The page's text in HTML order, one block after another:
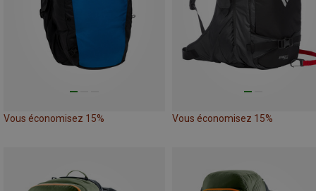
Vous économisez 15% Vous économisez 15%